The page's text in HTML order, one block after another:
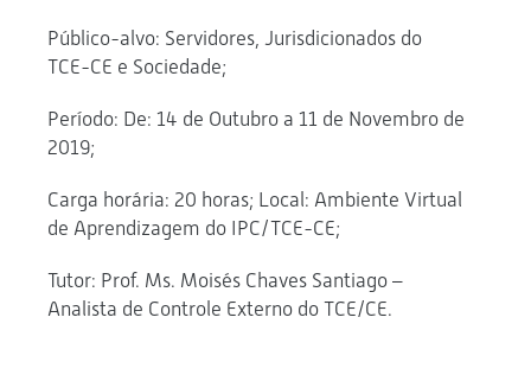
Público-alvo: Servidores, Jurisdicionados do
TCE-CE e Sociedade;
Período: De: 14 de Outubro a 11 de Novembro de
2019;
Carga horária: 20 horas; Local: Ambiente Virtual
de Aprendizagem do IPC/TCE-CE;
Tutor: Prof. Ms. Moisés Chaves Santiago –
Analista de Controle Externo do TCE/CE.